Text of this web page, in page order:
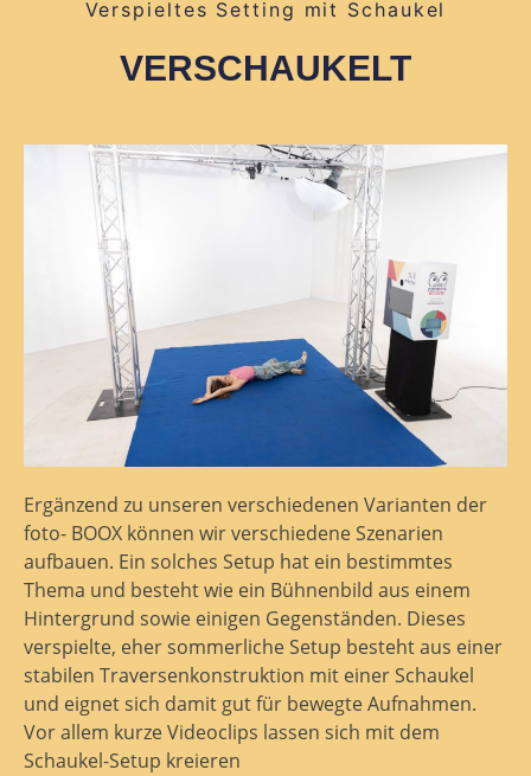
Verspieltes Setting mit Schaukel
VERSCHAUKELT
Ergänzend zu unseren verschiedenen Varianten der
foto- BOOX können wir verschiedene Szenarien
aufbauen. Ein solches Setup hat ein bestimmtes
Thema und besteht wie ein Bühnenbild aus einem
Hintergrund sowie einigen Gegenständen. Dieses
verspielte, eher sommerliche Setup besteht aus einer
stabilen Traversenkonstruktion mit einer Schaukel
und eignet sich damit gut für bewegte Aufnahmen.
Vor allem kurze Videoclips lassen sich mit dem
Schaukel-Setup kreieren